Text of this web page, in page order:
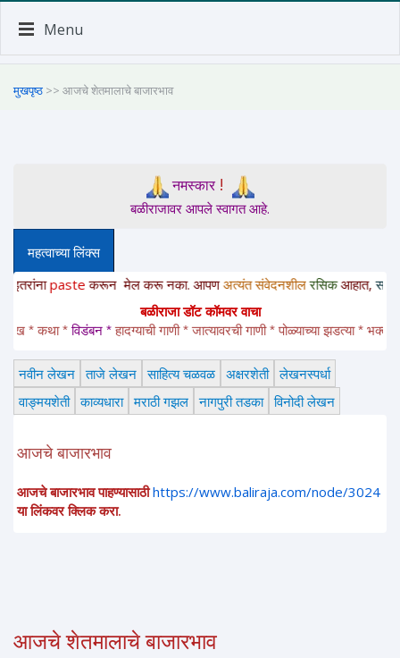
Menu
मुखपृष्ठ >> आजचे शेतमालाचे बाजारभाव
नमस्कार!
बळीराजावर आपले स्वागत आहे.
महत्वाच्या लिंक्स
करून मेल करू नका. आपणअत्यंत संवेदनशील रसिकआहात,साहित्यचोर
बळीराजा डॉट कॉमवर वाचा
कथा * विडंबन * हादग्याची गाणी * जात्यावरची गाणी * पोळ्याच्या झडत्या * भक्तीगीत *
नवीन लेखन ताजे लेखन साहित्य चळवळ अक्षरशेती लेखनस्पर्धा
वाङ्मयशेती काव्यधारा मराठी गझल नागपुरी तडका विनोदी लेखन
आजचे बाजारभाव
आजचे बाजारभाव पाहण्यासाठी https://www.baliraja.com/node/3024
या लिंकवर क्लिक करा.
आजचे शेतमालाचे बाजारभाव